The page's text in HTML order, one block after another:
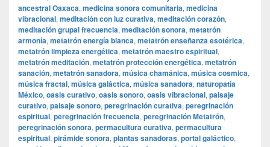
ancestral Oaxaca, medicina sonora comunitaria, medicina
vibracional, meditación con luz curativa, meditación corazón,
meditación grupal frecuencia, meditación sonora, metatrón
armonía, metatrón energía blanca, metatrón enseñanza esotérica,
metatrón limpieza energética, metatrón maestro espiritual,
metatrón meditación, metatrón protección energética, metatrón
sanación, metatrón sanadora, música chamánica, música cosmica,
música fractal, música galáctica, música sanadora, naturopatía
México, oasis curativo, oasis sonoro, oasis vibracional, paisaje
curativo, paisaje sonoro, peregrinación curativa, peregrinación
espiritual, peregrinación frecuencia, peregrinación Metatrón,
peregrinación sonora, permacultura curativa, permacultura
espiritual, pirámide sonora, plantas sanadoras, portal galáctico,